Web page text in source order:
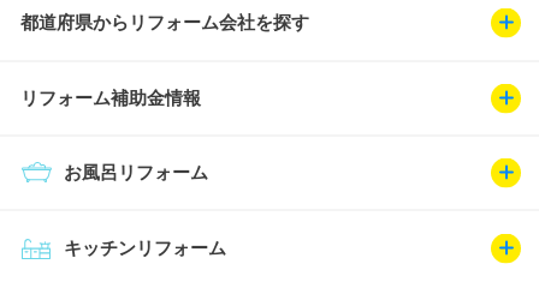
都道府県からリフォーム会社を探す
リフォーム補助金情報
キッチンリフォーム
お風呂リフォーム